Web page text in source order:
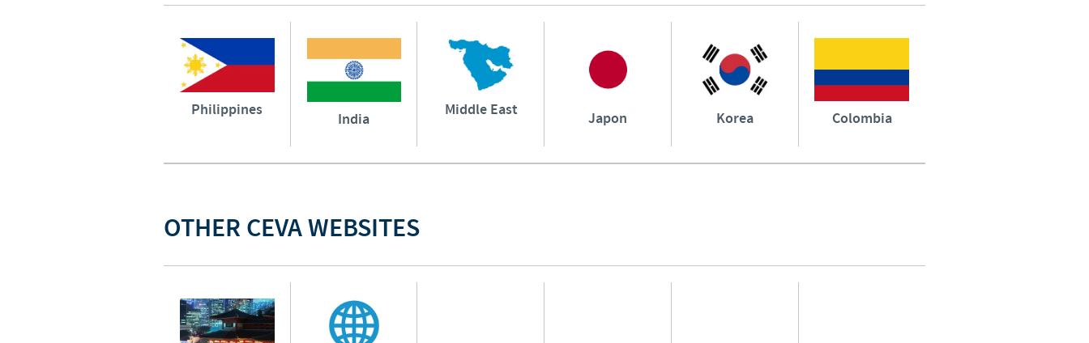
Philippines India Middle East Japon Korea Colombia
OTHER CEVA WEBSITES